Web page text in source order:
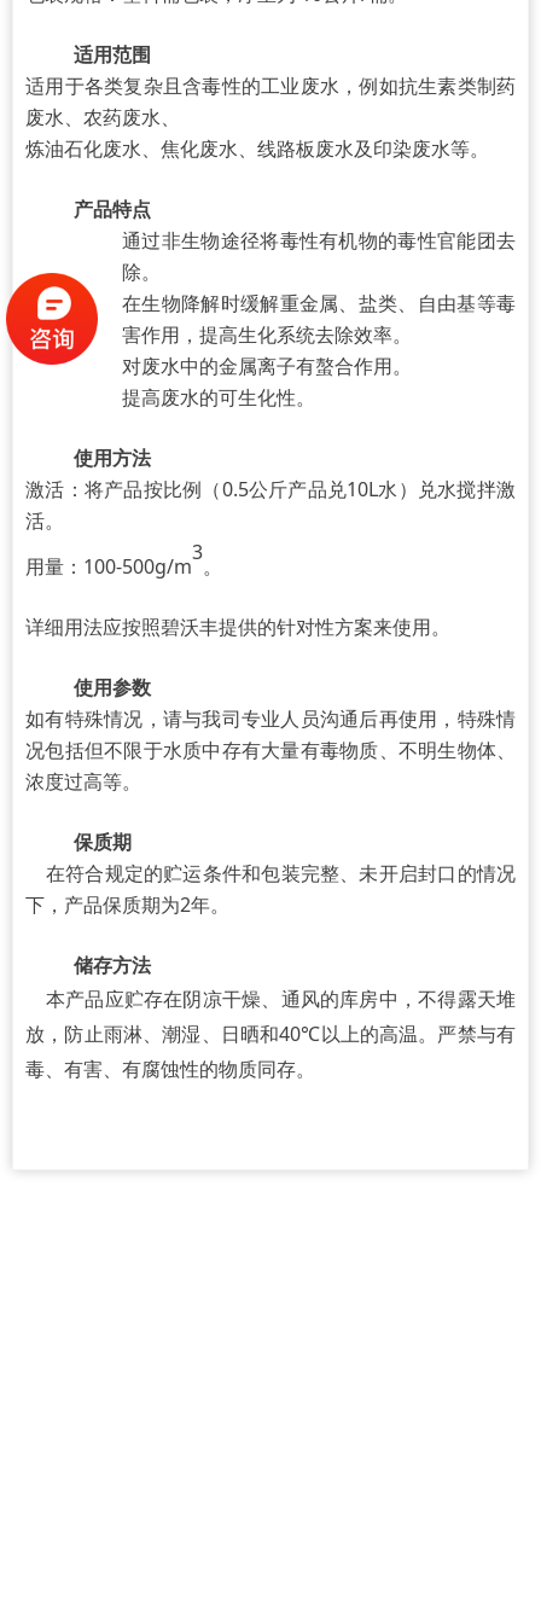
适用范围
适用于各类复杂且含毒性的工业废水，例如抗生素类制药
废水、农药废水、
炼油石化废水、焦化废水、线路板废水及印染废水等。
产品特点
通过非生物途径将毒性有机物的毒性官能团去
除。
在生物降解时缓解重金属、盐类、自由基等毒
害作用，提高生化系统去除效率。
对废水中的金属离子有螯合作用。
提高废水的可生化性。
使用方法
激活：将产品按比例（0.5公斤产品兑10L水）兑水搅拌激
活。
用量：100-500g/m
3
。
详细用法应按照碧沃丰提供的针对性方案来使用。
使用参数
如有特殊情况，请与我司专业人员沟通后再使用，特殊情
况包括但不限于水质中存有大量有毒物质、不明生物体、
浓度过高等。
保质期
在符合规定的贮运条件和包装完整、未开启封口的情况
下，产品保质期为2年。
储存方法
本产品应贮存在阴凉干燥、通风的库房中，不得露天堆
放，防止雨淋、潮湿、日晒和40℃以上的高温。严禁与有
毒、有害、有腐蚀性的物质同存。